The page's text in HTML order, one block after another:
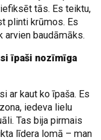
tās. Es teiktu,
plinti krūmos. Es
arvien baudāmāks.
īpaši nozīmīga
ar kaut ko īpaša. Es
iedeva lielu
Tas bija pirmais
līdera lomā – man